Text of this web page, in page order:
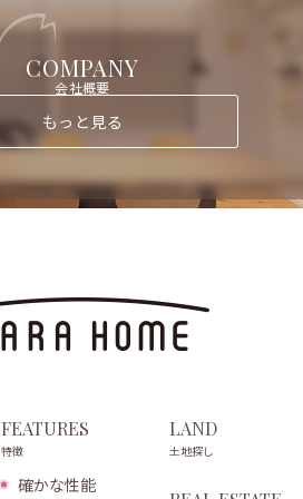
COMPANY
会社概要
もっと見る
FEATURES
特徴
確かな性能
LAND
土地探し